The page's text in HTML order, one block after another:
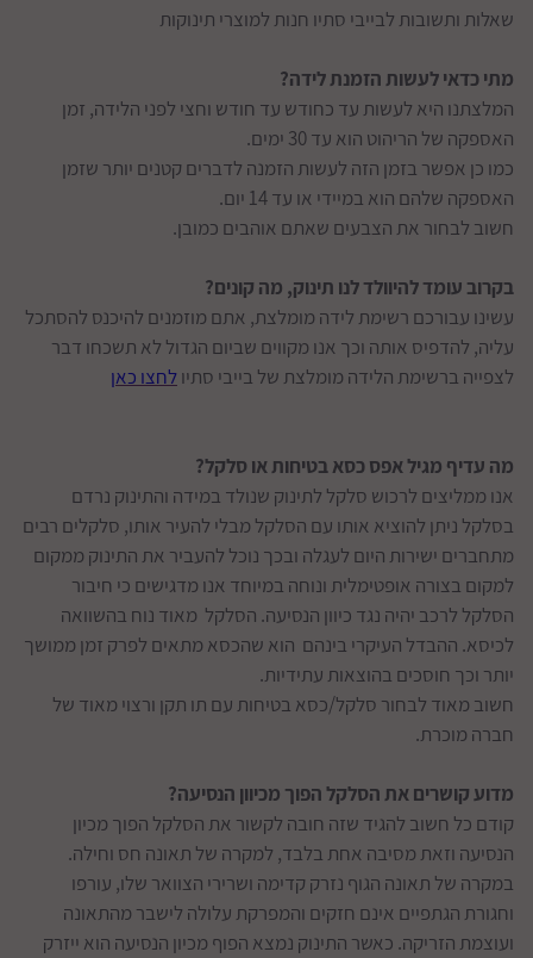
שאלות ותשובות לבייבי סתיו חנות למוצרי תינוקות
מתי כדאי לעשות הזמנת לידה?
המלצתנו היא לעשות עד כחודש עד חודש וחצי לפני הלידה, זמן
האספקה של הריהוט הוא עד 30 ימים.
כמו כן אפשר בזמן הזה לעשות הזמנה לדברים קטנים יותר שזמן
האספקה שלהם הוא במיידי או עד 14 יום.
חשוב לבחור את הצבעים שאתם אוהבים כמובן.
בקרוב עומד להיוולד לנו תינוק, מה קונים?
עשינו עבורכם רשימת לידה מומלצת, אתם מוזמנים להיכנס להסתכל
עליה, להדפיס אותה וכך אנו מקווים שביום הגדול לא תשכחו דבר
לצפייה ברשימת הלידה מומלצת של בייבי סתיולחצו כאן
מה עדיף מגיל אפס כסא בטיחות או סלקל?
אנו ממליצים לרכוש סלקל לתינוק שנולד במידה והתינוק נרדם
בסלקל ניתן להוציא אותו עם הסלקל מבלי להעיר אותו, סלקלים רבים
מתחברים ישירות היום לעגלה ובכך נוכל להעביר את התינוק ממקום
למקום בצורה אופטימלית ונוחה במיוחד אנו מדגישים כי חיבור
הסלקל לרכב יהיה נגד כיוון הנסיעה. הסלקל מאוד נוח בהשוואה
לכיסא. ההבדל העיקרי בינהם הוא שהכסא מתאים לפרק זמן ממושך
יותר וכך חוסכים בהוצאות עתידיות.
חשוב מאוד לבחור סלקל/כסא בטיחות עם תו תקן ורצוי מאוד של
חברה מוכרת.
מדוע קושרים את הסלקל הפוך מכיוון הנסיעה?
קודם כל חשוב להגיד שזה חובה לקשור את הסלקל הפוך מכיון
הנסיעה וזאת מסיבה אחת בלבד, למקרה של תאונה חס וחילה.
במקרה של תאונה הגוף נזרק קדימה ושרירי הצוואר שלו, עורפו
וחגורת הגתפיים אינם חזקים והמפרקת עלולה לישבר מהתאונה
ועוצמת הזריקה. כאשר התינוק נמצא הפוף מכיון הנסיעה הוא ייזרק